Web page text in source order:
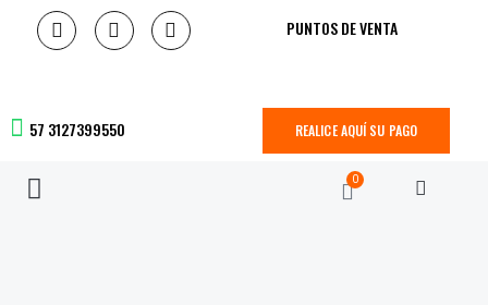
PUNTOS DE VENTA
57 3127399550 REALICE AQUÍ SU PAGO
0